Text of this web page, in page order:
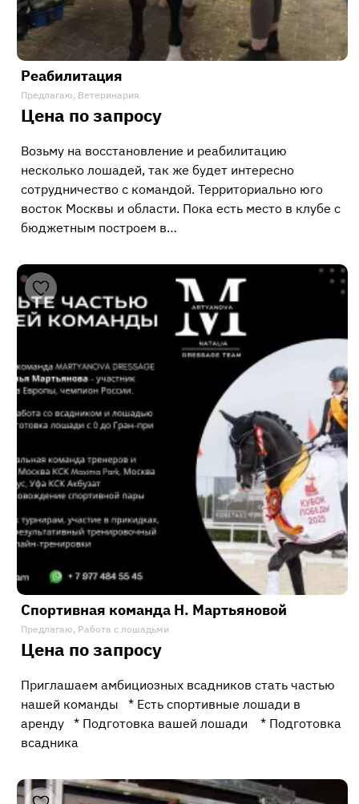
Реабилитация
Предлагаю, Ветеринария
Цена по запросу
Возьму на восстановление и реабилитацию
несколько лошадей, так же будет интересно
сотрудничество с командой. Территориально юго
восток Москвы и области. Пока есть место в клубе с
бюджетным построем в…
Спортивная команда Н. Мартьяновой
Предлагаю, Работа с лошадьми
Цена по запросу
Приглашаем амбициозных всадников стать частью
нашей команды * Есть спортивные лошади в
аренду * Подготовка вашей лошади * Подготовка
всадника